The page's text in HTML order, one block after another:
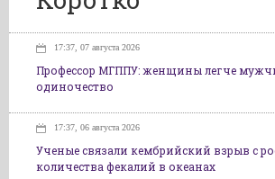
17:37, 07 августа 2026
Профессор МГППУ: женщины легче
одиночество
17:37, 06 августа 2026
Ученые связали кембрийский взрыв с
количества фекалий в океанах